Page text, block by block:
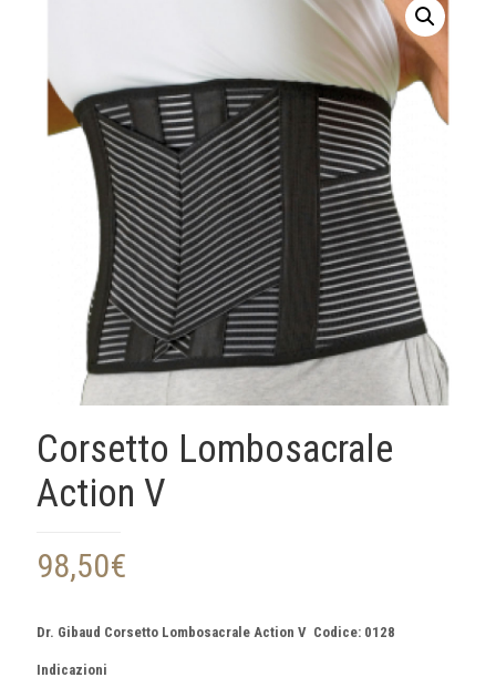
Corsetto Lombosacrale
Action V
98,50€
Dr. Gibaud Corsetto Lombosacrale Action V Codice: 0128
Indicazioni